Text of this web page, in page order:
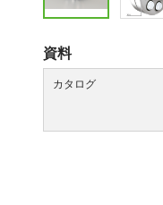
資料
カタログ